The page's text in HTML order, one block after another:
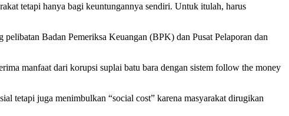
tetapi hanya bagi keuntungannya sendiri. Untuk itulah, harus
Badan Pemeriksa Keuangan (BPK) dan Pusat Pelaporan dan
manfaat dari korupsi suplai batu bara dengan sistem follow the money
tetapi juga menimbulkan “social cost” karena masyarakat dirugikan